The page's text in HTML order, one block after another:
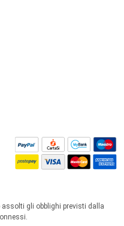
assolti gli obblighi previsti dalla